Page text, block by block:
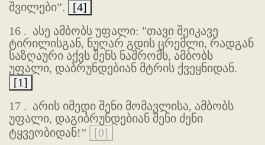
შვილები”.
[4]
16 . ასე ამბობს უფალი: "თავი შეიკავე
ტირილისგან, ნუღარ გდის ცრემლი, რადგან
საზღაური აქვს შენს ნაშრომს, ამბობს
უფალი, დაბრუნდებიან მტრის ქვეყნიდან.
[1]
17 . არის იმედი შენი მომავლისა, ამბობს
უფალი, დაგიბრუნდებიან შენი ძენი
ტყვეობიდან!”
[0]